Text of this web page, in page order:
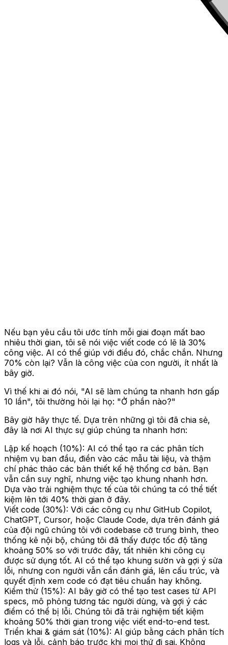
Nếu bạn yêu cầu tôi ước tính mỗi giai đoạn mất bao
nhiêu thời gian, tôi sẽ nói việc viết code có lẽ là 30%
công việc. AI có thể giúp với điều đó, chắc chắn. Nhưng
70% còn lại? Vẫn là công việc của con người, ít nhất là
bây giờ.
Vì thế khi ai đó nói, "AI sẽ làm chúng ta nhanh hơn gấp
10 lần", tôi thường hỏi lại họ: "Ở phần nào?"
Bây giờ hãy thực tế. Dựa trên những gì tôi đã chia sẻ,
đây là nơi AI thực sự giúp chúng ta nhanh hơn:
Lập kế hoạch (10%): AI có thể tạo ra các phân tích
nhiệm vụ ban đầu, điền vào các mẫu tài liệu, và thậm
chí phác thảo các bản thiết kế hệ thống cơ bản. Bạn
vẫn cần suy nghĩ, nhưng việc tạo khung nhanh hơn.
Dựa vào trải nghiệm thực tế của tôi chúng ta có thể tiết
kiệm lên tới 40% thời gian ở đây.
Viết code (30%): Với các công cụ như GitHub Copilot,
ChatGPT, Cursor, hoặc Claude Code, dựa trên đánh giá
của đội ngũ chúng tôi với codebase cỡ trung bình, theo
thống kê nội bộ, chúng tôi đã thấy được tốc độ tăng
khoảng 50% so với trước đây, tất nhiên khi công cụ
được sử dụng tốt. AI có thể tạo khung sườn và gợi ý sửa
lỗi, nhưng con người vẫn cần đánh giá, lên cấu trúc, và
quyết định xem code có đạt tiêu chuẩn hay không.
Kiểm thử (15%): AI bây giờ có thể tạo test cases từ API
specs, mô phỏng tương tác người dùng, và gợi ý các
điểm có thể bị lỗi. Chúng tôi đã trải nghiệm tiết kiệm
khoảng 50% thời gian trong việc viết end-to-end test.
Triển khai & giám sát (10%): AI giúp bằng cách phân tích
logs và lỗi, cảnh báo trước khi mọi thứ đi sai. Không